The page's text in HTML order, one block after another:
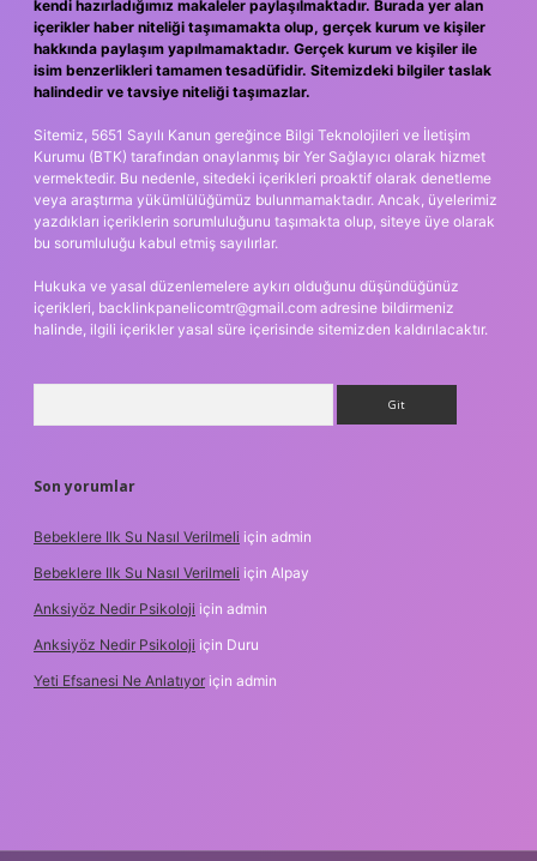
kendi hazırladığımız makaleler paylaşılmaktadır. Burada yer alan
içerikler haber niteliği taşımamakta olup, gerçek kurum ve kişiler
hakkında paylaşım yapılmamaktadır. Gerçek kurum ve kişiler ile
isim benzerlikleri tamamen tesadüfidir. Sitemizdeki bilgiler taslak
halindedir ve tavsiye niteliği taşımazlar.
Sitemiz, 5651 Sayılı Kanun gereğince Bilgi Teknolojileri ve İletişim
Kurumu (BTK) tarafından onaylanmış bir Yer Sağlayıcı olarak hizmet
vermektedir. Bu nedenle, sitedeki içerikleri proaktif olarak denetleme
veya araştırma yükümlülüğümüz bulunmamaktadır. Ancak, üyelerimiz
yazdıkları içeriklerin sorumluluğunu taşımakta olup, siteye üye olarak
bu sorumluluğu kabul etmiş sayılırlar.
Hukuka ve yasal düzenlemelere aykırı olduğunu düşündüğünüz
içerikleri, backlinkpanelicomtr@gmail.com adresine bildirmeniz
halinde, ilgili içerikler yasal süre içerisinde sitemizden kaldırılacaktır.
Son yorumlar
Bebeklere Ilk Su Nasıl Verilmeli için admin
Bebeklere Ilk Su Nasıl Verilmeli için Alpay
Anksiyöz Nedir Psikoloji için admin
Anksiyöz Nedir Psikoloji için Duru
Yeti Efsanesi Ne Anlatıyor için admin